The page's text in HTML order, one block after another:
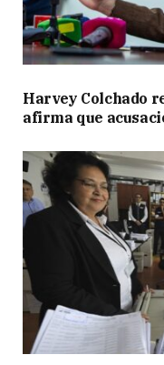
Harvey Colchado
afirma que